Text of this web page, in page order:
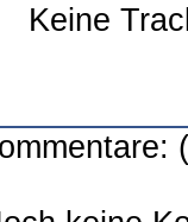
Keine
(